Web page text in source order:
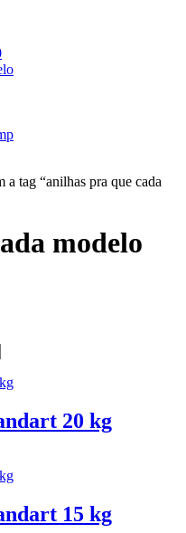
a tag “anilhas pra que cada
modelo
20 kg
15 kg